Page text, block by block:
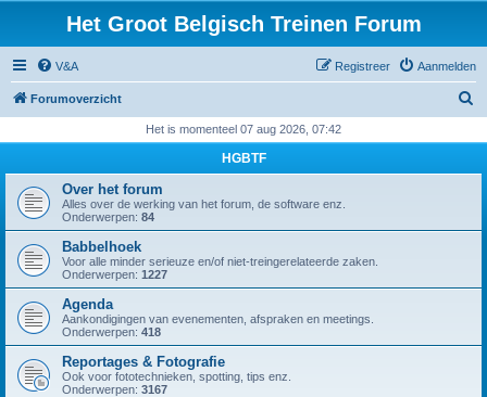
Het Groot Belgisch Treinen Forum
V&A Aanmelden
Registreer
Forumoverzicht
k
Het is momenteel 07 aug 2026, 07:42
HGBTF
Over het forum
Alles over de werking van het forum, de software enz.
Onderwerpen: 84
Babbelhoek
Voor alle minder serieuze en/of niet-treingerelateerde zaken.
Onderwerpen: 1227
Agenda
Aankondigingen van evenementen, afspraken en meetings.
Onderwerpen: 418
Reportages & Fotografie
Ook voor fototechnieken, spotting, tips enz.
Onderwerpen: 3167